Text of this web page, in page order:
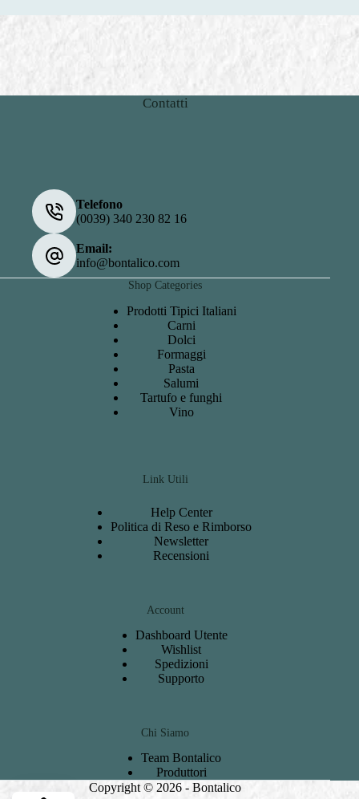
Contatti
Telefono
(0039) 340 230 82 16
Email:
info@bontalico.com
Shop Categories
Prodotti Tipici Italiani
Carni
Dolci
Formaggi
Pasta
Salumi
Tartufo e funghi
Vino
Link Utili
Help Center
Politica di Reso e Rimborso
Newsletter
Recensioni
Account
Dashboard Utente
Wishlist
Spedizioni
Supporto
Chi Siamo
Team Bontalico
Produttori
Copyright © 2026 - Bontalico